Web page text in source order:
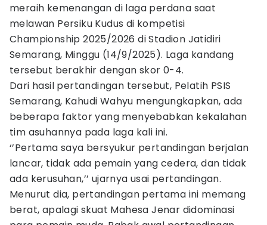
meraih kemenangan di laga perdana saat
melawan Persiku Kudus di kompetisi
Championship 2025/2026 di Stadion Jatidiri
Semarang, Minggu (14/9/2025). Laga kandang
tersebut berakhir dengan skor 0-4.
Dari hasil pertandingan tersebut, Pelatih PSIS
Semarang, Kahudi Wahyu mengungkapkan, ada
beberapa faktor yang menyebabkan kekalahan
tim asuhannya pada laga kali ini.
‘’Pertama saya bersyukur pertandingan berjalan
lancar, tidak ada pemain yang cedera, dan tidak
ada kerusuhan,’’ ujarnya usai pertandingan.
Menurut dia, pertandingan pertama ini memang
berat, apalagi skuat Mahesa Jenar didominasi